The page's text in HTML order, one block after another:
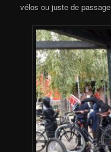
vélos ou juste de passage